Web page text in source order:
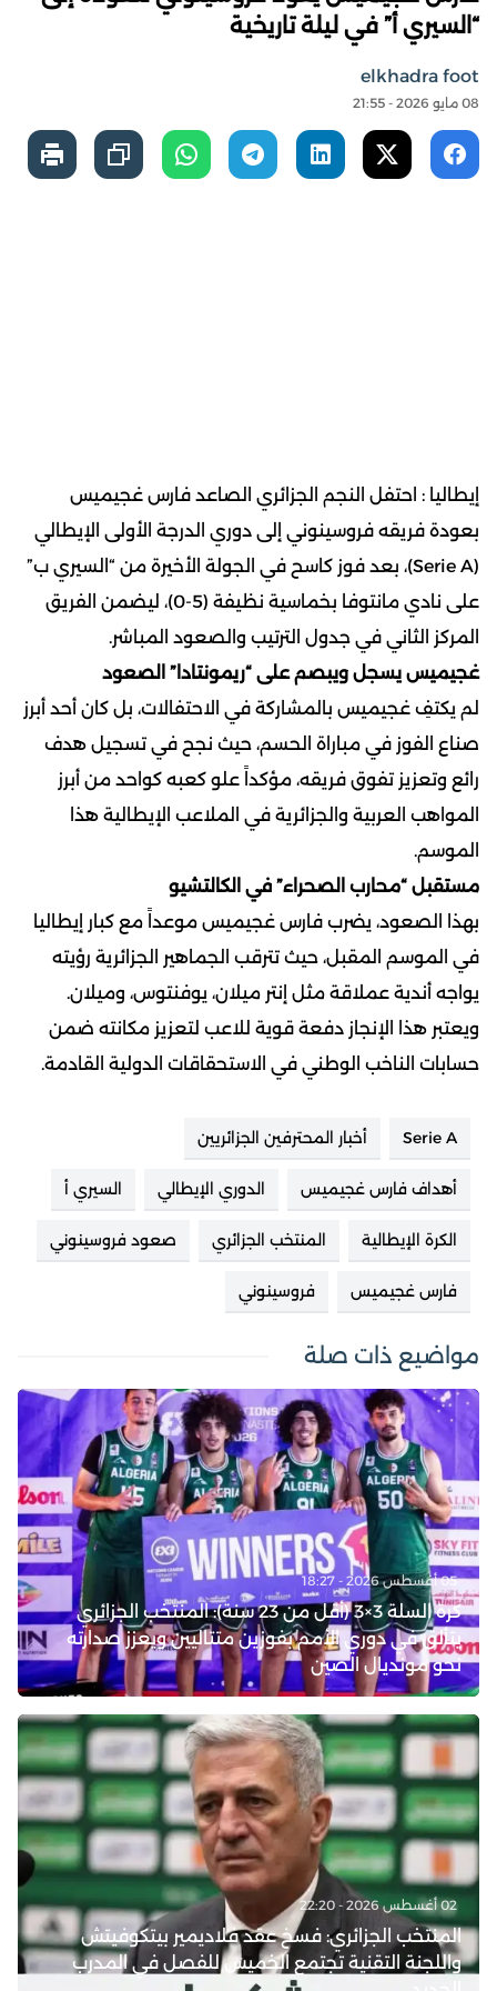
“السيري أ” في ليلة تاريخية
elkhadra foot
08 مايو 2026 - 21:55
إيطاليا : احتفل النجم الجزائري الصاعد فارس غجيميس
بعودة فريقه فروسينوني إلى دوري الدرجة الأولى الإيطالي
(Serie A)، بعد فوز كاسح في الجولة الأخيرة من “السيري ب”
على نادي مانتوفا بخماسية نظيفة (5-0)، ليضمن الفريق
المركز الثاني في جدول الترتيب والصعود المباشر.
غجيميس يسجل ويبصم على “ريمونتادا” الصعود
لم يكتفِ غجيميس بالمشاركة في الاحتفالات، بل كان أحد أبرز
صناع الفوز في مباراة الحسم، حيث نجح في تسجيل هدف
رائع وتعزيز تفوق فريقه، مؤكداً علو كعبه كواحد من أبرز
المواهب العربية والجزائرية في الملاعب الإيطالية هذا
الموسم.
مستقبل “محارب الصحراء” في الكالتشيو
بهذا الصعود، يضرب فارس غجيميس موعداً مع كبار إيطاليا
في الموسم المقبل، حيث تترقب الجماهير الجزائرية رؤيته
يواجه أندية عملاقة مثل إنتر ميلان، يوفنتوس، وميلان.
ويعتبر هذا الإنجاز دفعة قوية للاعب لتعزيز مكانته ضمن
حسابات الناخب الوطني في الاستحقاقات الدولية القادمة.
Serie A أخبار المحترفين الجزائريين
أهداف فارس غجيميس الدوري الإيطالي السيري أ
الكرة الإيطالية المنتخب الجزائري صعود فروسينوني
فارس غجيميس فروسينوني
مواضيع ذات صلة
05 أغسطس 2026 - 18:27
كرة السلة 3×3 (أقل من 23 سنة): المنتخب الجزائري
يتألق في دوري الأمم بفوزين متتاليين ويعزز صدارته
نحو مونديال الصين
02 أغسطس 2026 - 22:20
المنتخب الجزائري: فسخ عقد فلاديمير بيتكوفيتش
واللجنة التقنية تجتمع الخميس للفصل في المدرب